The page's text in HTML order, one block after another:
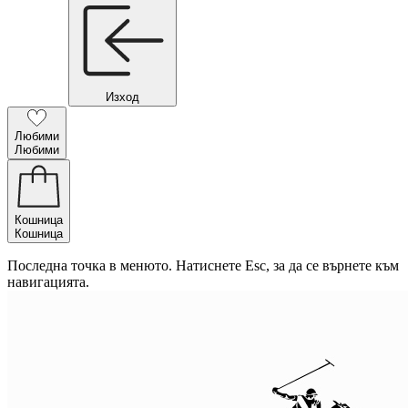
Изход
Любими
Любими
Кошница
Кошница
Последна точка в менюто. Натиснете Esc, за да се върнете към
навигацията.